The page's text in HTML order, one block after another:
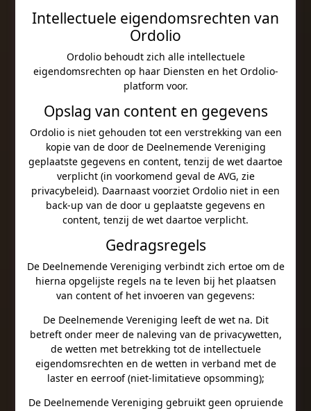
Intellectuele eigendomsrechten van
Ordolio
Ordolio behoudt zich alle intellectuele
eigendomsrechten op haar Diensten en het Ordolio-
platform voor.
Opslag van content en gegevens
Ordolio is niet gehouden tot een verstrekking van een
kopie van de door de Deelnemende Vereniging
geplaatste gegevens en content, tenzij de wet daartoe
verplicht (in voorkomend geval de AVG, zie
privacybeleid). Daarnaast voorziet Ordolio niet in een
back-up van de door u geplaatste gegevens en
content, tenzij de wet daartoe verplicht.
Gedragsregels
De Deelnemende Vereniging verbindt zich ertoe om de
hierna opgelijste regels na te leven bij het plaatsen
van content of het invoeren van gegevens:
De Deelnemende Vereniging leeft de wet na. Dit
betreft onder meer de naleving van de privacywetten,
de wetten met betrekking tot de intellectuele
eigendomsrechten en de wetten in verband met de
laster en eerroof (niet-limitatieve opsomming);
De Deelnemende Vereniging gebruikt geen opruiende